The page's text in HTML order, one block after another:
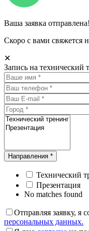
Ваша заявка отправлена!
Скоро с вами свяжется
✕
Запись на технический
Направления *
Технический
Презентация
No matches found
Отправляя заявку, я
персональных данных.